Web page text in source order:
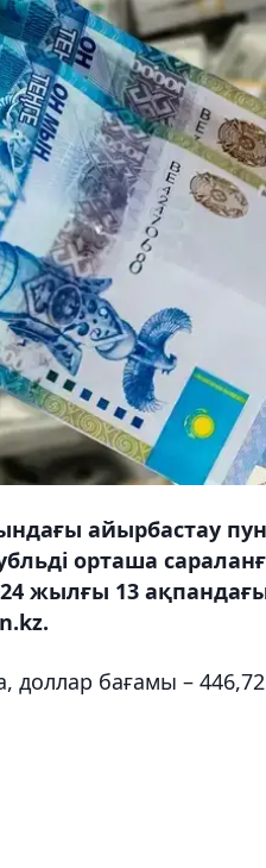
айырбастау
орташа
жылғы 13
бағамы –